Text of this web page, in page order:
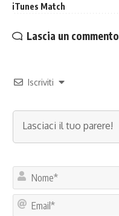
iTunes Match
Lascia un commento
Iscriviti